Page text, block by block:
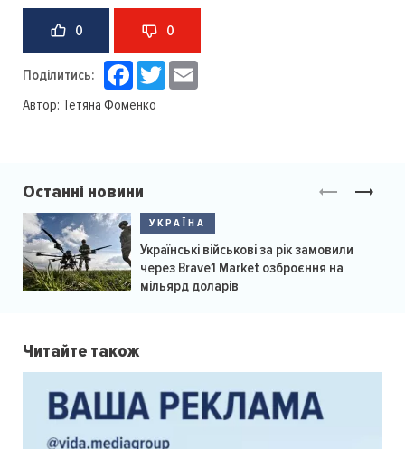
0 0
Поділитись: Facebook
Twitter
Автор: Тетяна Фоменко
Останні новини
УКРАЇНА
Українські військові за рік замовили
через Brave1 Market озброєння на
мільярд доларів
Читайте також